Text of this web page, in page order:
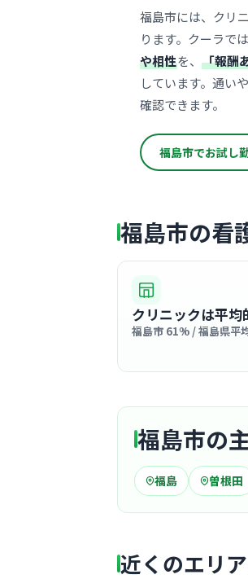
福島市には、クリ
ります。クーラで
や相性を、 「報酬
しています。通い
確認できます。
福島市でお試し
福島市の看
クリニックは平均
福島市 61% / 福島県平
福島市の
福島 曽根田
近くのエリ